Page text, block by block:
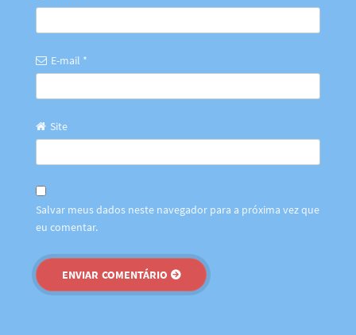
E-mail *
Site
Salvar meus dados neste navegador para a próxima vez que
eu comentar.